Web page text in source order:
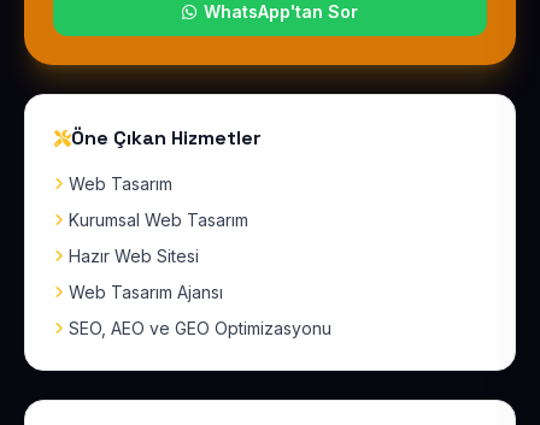
WhatsApp'tan Sor
Öne Çıkan Hizmetler
Web Tasarım
Kurumsal Web Tasarım
Hazır Web Sitesi
Web Tasarım Ajansı
SEO, AEO ve GEO Optimizasyonu